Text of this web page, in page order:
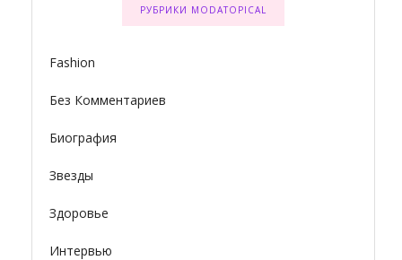
РУБРИКИ MODATOPICAL
Fashion
Без Комментариев
Биография
Звезды
Здоровье
Интервью